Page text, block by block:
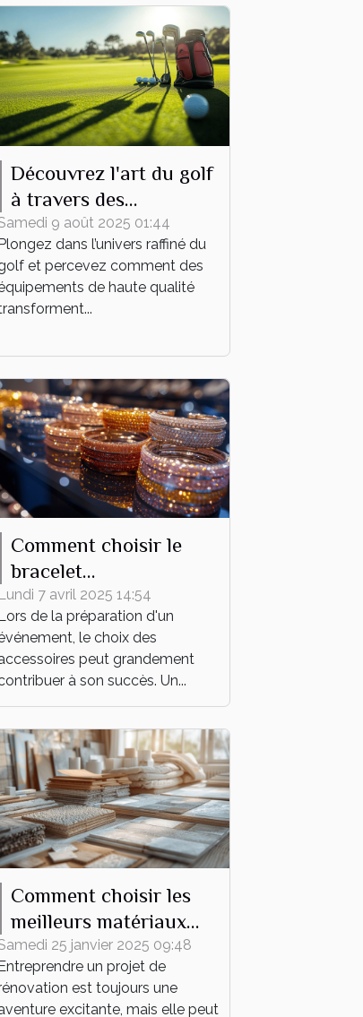
Découvrez l'art du golf
à travers des
équipements de haute
qualité
9 août 2025 01:44
dans l’univers raffiné du
et percevez comment des
de haute qualité
Comment choisir le
bracelet
personnalisable parfait
pour votre événement
Lundi 7 avril 2025 14:54
de la préparation d'un
le choix des
peut grandement
à son succès. Un...
Comment choisir les
meilleurs matériaux
pour votre projet de
rénovation
25 janvier 2025 09:48
un projet de
est toujours une
excitante, mais elle peut